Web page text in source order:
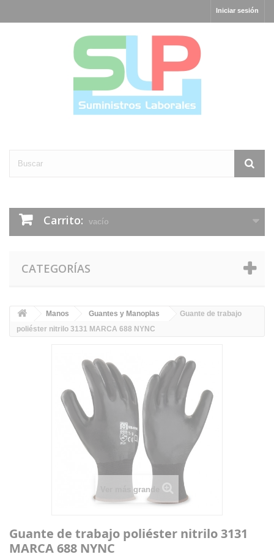
Iniciar sesión
Carrito: vacío
CATEGORÍAS
Manos Guantes y Manoplas
Guante de trabajo
poliéster nitrilo 3131 MARCA 688 NYNC
Ver más grande
Guante de trabajo poliéster nitrilo 3131
MARCA 688 NYNC